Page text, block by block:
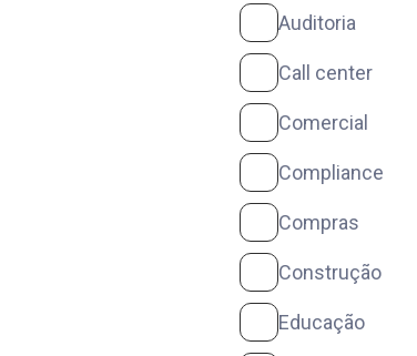
Auditoria
Call center
Comercial
Compliance
Compras
Construção
Educação